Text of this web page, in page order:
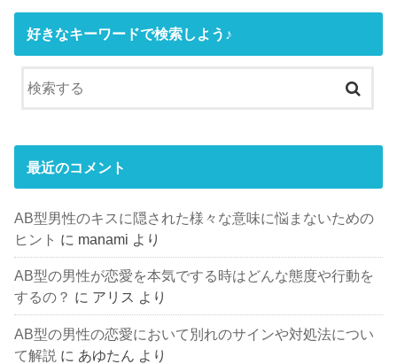
好きなキーワードで検索しよう♪
最近のコメント
AB型男性のキスに隠された様々な意味に悩まないための
ヒント に manami より
AB型の男性が恋愛を本気でする時はどんな態度や行動を
するの？ に アリス より
AB型の男性の恋愛において別れのサインや対処法につい
て解説 に あゆたん より